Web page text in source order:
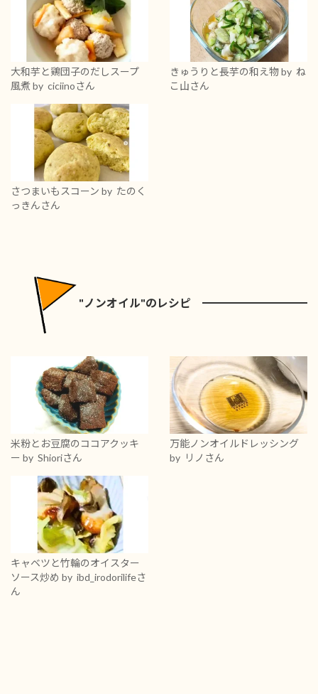
大和芋と鶏団子のだしスープ
風煮by ciciinoさん
きゅうりと長芋の和え物by ね
こ山さん
さつまいもスコーン by たのく
っきんさん
"ノンオイル"のレシピ
米粉とお豆腐のココアクッキ
ー by Shioriさん
万能ノンオイルドレッシング
by リノさん
キャベツと竹輪のオイスター
ソース炒め by ibd_irodorilifeさ
ん